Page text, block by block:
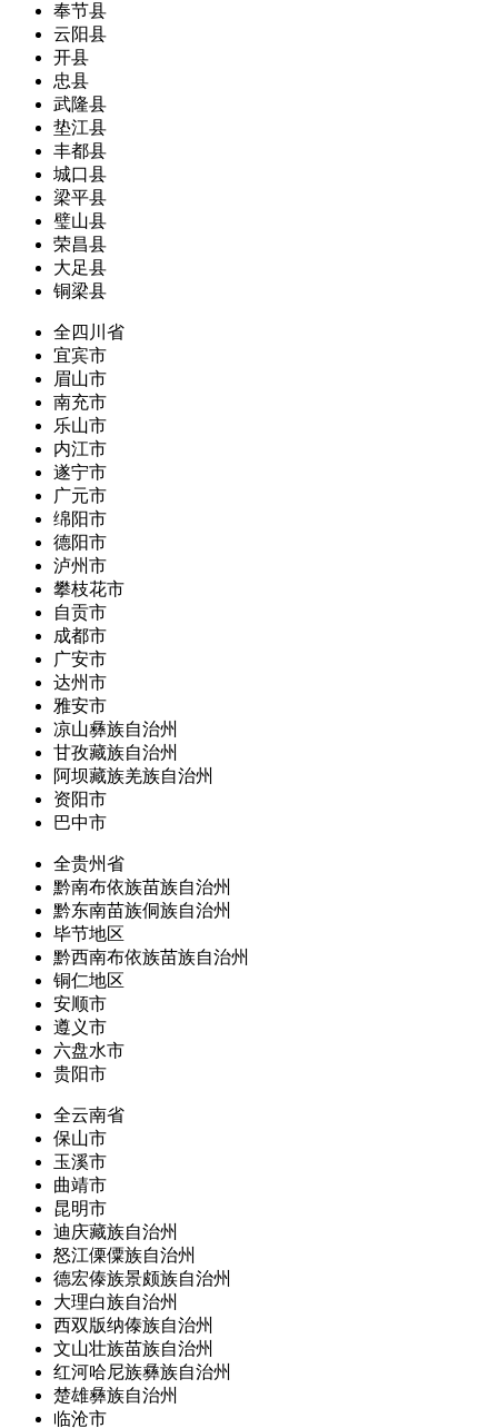
奉节县
云阳县
开县
忠县
武隆县
垫江县
丰都县
城口县
梁平县
璧山县
荣昌县
大足县
铜梁县
全四川省
宜宾市
眉山市
南充市
乐山市
内江市
遂宁市
广元市
绵阳市
德阳市
泸州市
攀枝花市
自贡市
成都市
广安市
达州市
雅安市
凉山彝族自治州
甘孜藏族自治州
阿坝藏族羌族自治州
资阳市
巴中市
全贵州省
黔南布依族苗族自治州
黔东南苗族侗族自治州
毕节地区
黔西南布依族苗族自治州
铜仁地区
安顺市
遵义市
六盘水市
贵阳市
全云南省
保山市
玉溪市
曲靖市
昆明市
迪庆藏族自治州
怒江傈僳族自治州
德宏傣族景颇族自治州
大理白族自治州
西双版纳傣族自治州
文山壮族苗族自治州
红河哈尼族彝族自治州
楚雄彝族自治州
临沧市